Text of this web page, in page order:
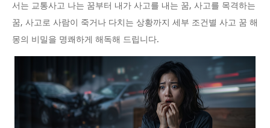
서는 교통사고 나는 꿈부터 내가 사고를 내는 꿈, 사고를 목격하는
꿈, 사고로 사람이 죽거나 다치는 상황까지 세부 조건별 사고 꿈 해
몽의 비밀을 명쾌하게 해독해 드립니다.